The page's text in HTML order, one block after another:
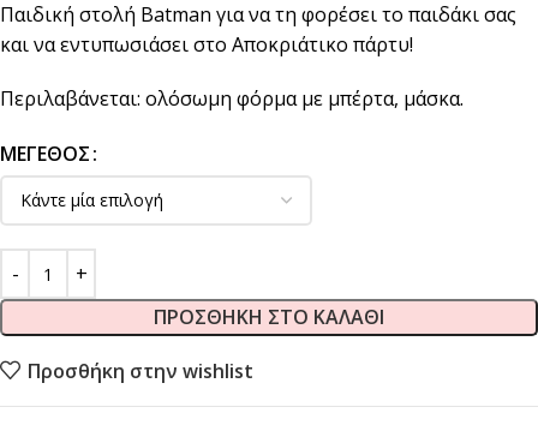
Παιδική στολή Batman για να τη φορέσει το παιδάκι σας
και να εντυπωσιάσει στο Αποκριάτικο πάρτυ!
Περιλαβάνεται: ολόσωμη φόρμα με μπέρτα, μάσκα.
ΜΈΓΕΘΟΣ
ΠΡΟΣΘΉΚΗ ΣΤΟ ΚΑΛΆΘΙ
Προσθήκη στην wishlist